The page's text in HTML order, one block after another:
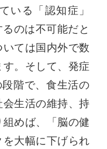
いる「認知症」
のは不可能だと
ては国内外で数
。そして、発症
階で、食生活の
生活の維持、持
めば、「脳の健
大幅に下げられ